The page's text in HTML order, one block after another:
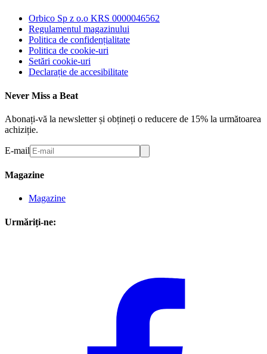
Orbico Sp z o.o KRS 0000046562
Regulamentul magazinului
Politica de confidențialitate
Politica de cookie-uri
Setări cookie-uri
Declarație de accesibilitate
Never Miss a Beat
Abonați-vă la newsletter și obțineți o reducere de 15% la următoarea
achiziție.
E-mail
Magazine
Magazine
Urmăriți-ne: